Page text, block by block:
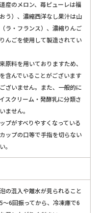
産のメロン、苺ピューレは福
う）、濃縮西洋なし果汁は山
ラ・フランス）、濃縮りんご
んごを使用して製造されてい
原料を用いておりますため、
含んでいることがございます
ざいません。また、一般的に
スクリーム・発酵乳に分類さ
ません。
プがすべりやすくなっている
ップの口等で手指を切らない
。
の混入や離水が見られること
～6回振ってから、冷凍庫で6